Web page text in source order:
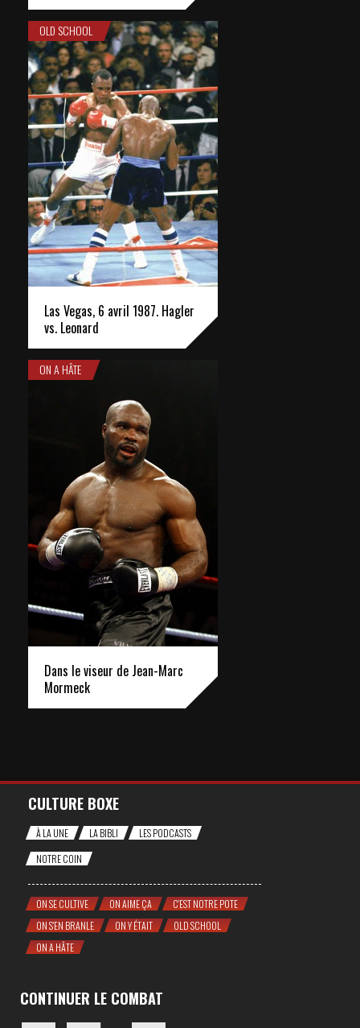
OLD SCHOOL
Las Vegas, 6 avril 1987. Hagler
vs. Leonard
ON A HÂTE
Dans le viseur de Jean-Marc
Mormeck
CULTURE BOXE
À LA UNE LA BIBLI
LES PODCASTS
NOTRE COIN
ON SE CULTIVE ON AIME ÇA
C'EST NOTRE POTE
ON S'EN BRANLE
ON Y ÉTAIT
OLD SCHOOL
ON A HÂTE
CONTINUER LE COMBAT